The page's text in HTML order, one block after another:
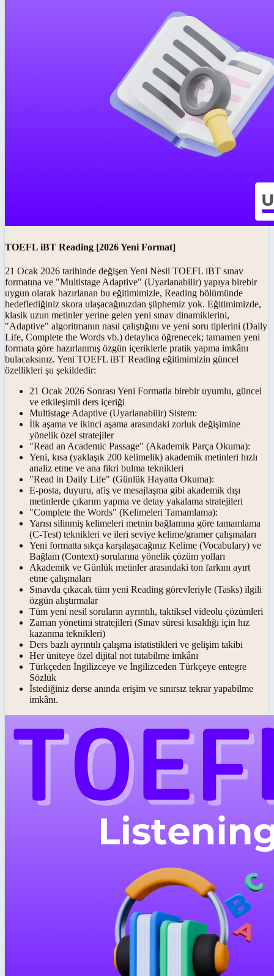
TOEFL iBT Reading [2026 Yeni Format]
21 Ocak 2026 tarihinde değişen Yeni Nesil TOEFL iBT sınav
formatına ve "Multistage Adaptive" (Uyarlanabilir) yapıya birebir
uygun olarak hazırlanan bu eğitimimizle, Reading bölümünde
hedeflediğiniz skora ulaşacağınızdan şüphemiz yok. Eğitimimizde,
klasik uzun metinler yerine gelen yeni sınav dinamiklerini,
"Adaptive" algoritmanın nasıl çalıştığını ve yeni soru tiplerini (Daily
Life, Complete the Words vb.) detaylıca öğrenecek; tamamen yeni
formata göre hazırlanmış özgün içeriklerle pratik yapma imkânı
bulacaksınız. Yeni TOEFL iBT Reading eğitimimizin güncel
özellikleri şu şekildedir:
21 Ocak 2026 Sonrası Yeni Formatla birebir uyumlu, güncel
ve etkileşimli ders içeriği
Multistage Adaptive (Uyarlanabilir) Sistem:
İlk aşama ve ikinci aşama arasındaki zorluk değişimine
yönelik özel stratejiler
"Read an Academic Passage" (Akademik Parça Okuma):
Yeni, kısa (yaklaşık 200 kelimelik) akademik metinleri hızlı
analiz etme ve ana fikri bulma teknikleri
"Read in Daily Life" (Günlük Hayatta Okuma):
E-posta, duyuru, afiş ve mesajlaşma gibi akademik dışı
metinlerde çıkarım yapma ve detay yakalama stratejileri
"Complete the Words" (Kelimeleri Tamamlama):
Yarısı silinmiş kelimeleri metnin bağlamına göre tamamlama
(C-Test) teknikleri ve ileri seviye kelime/gramer çalışmaları
Yeni formatta sıkça karşılaşacağınız Kelime (Vocabulary) ve
Bağlam (Context) sorularına yönelik çözüm yolları
Akademik ve Günlük metinler arasındaki ton farkını ayırt
etme çalışmaları
Sınavda çıkacak tüm yeni Reading görevleriyle (Tasks) ilgili
özgün alıştırmalar
Tüm yeni nesil soruların ayrıntılı, taktiksel videolu çözümleri
Zaman yönetimi stratejileri (Sınav süresi kısaldığı için hız
kazanma teknikleri)
Ders bazlı ayrıntılı çalışma istatistikleri ve gelişim takibi
Her üniteye özel dijital not tutabilme imkânı
Türkçeden İngilizceye ve İngilizceden Türkçeye entegre
Sözlük
İstediğiniz derse anında erişim ve sınırsız tekrar yapabilme
imkânı.